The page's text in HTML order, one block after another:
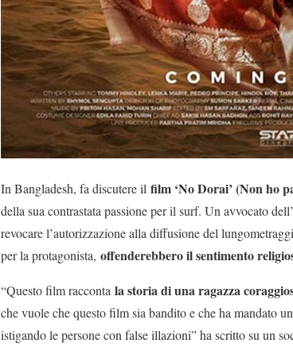
In Bangladesh, fa discutere il film ‘No Dorai’ (Non ho
della sua contrastata passione per il surf. Un avvocato
revocare l’autorizzazione alla diffusione del
per la protagonista, offenderebbero il sentimento
“Questo film racconta la storia di una ragazza
che vuole che questo film sia bandito e che ha mandato
istigando le persone con false illazioni” ha scritto su un